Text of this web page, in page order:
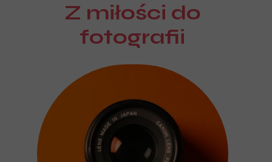
Z miłości do
fotografii